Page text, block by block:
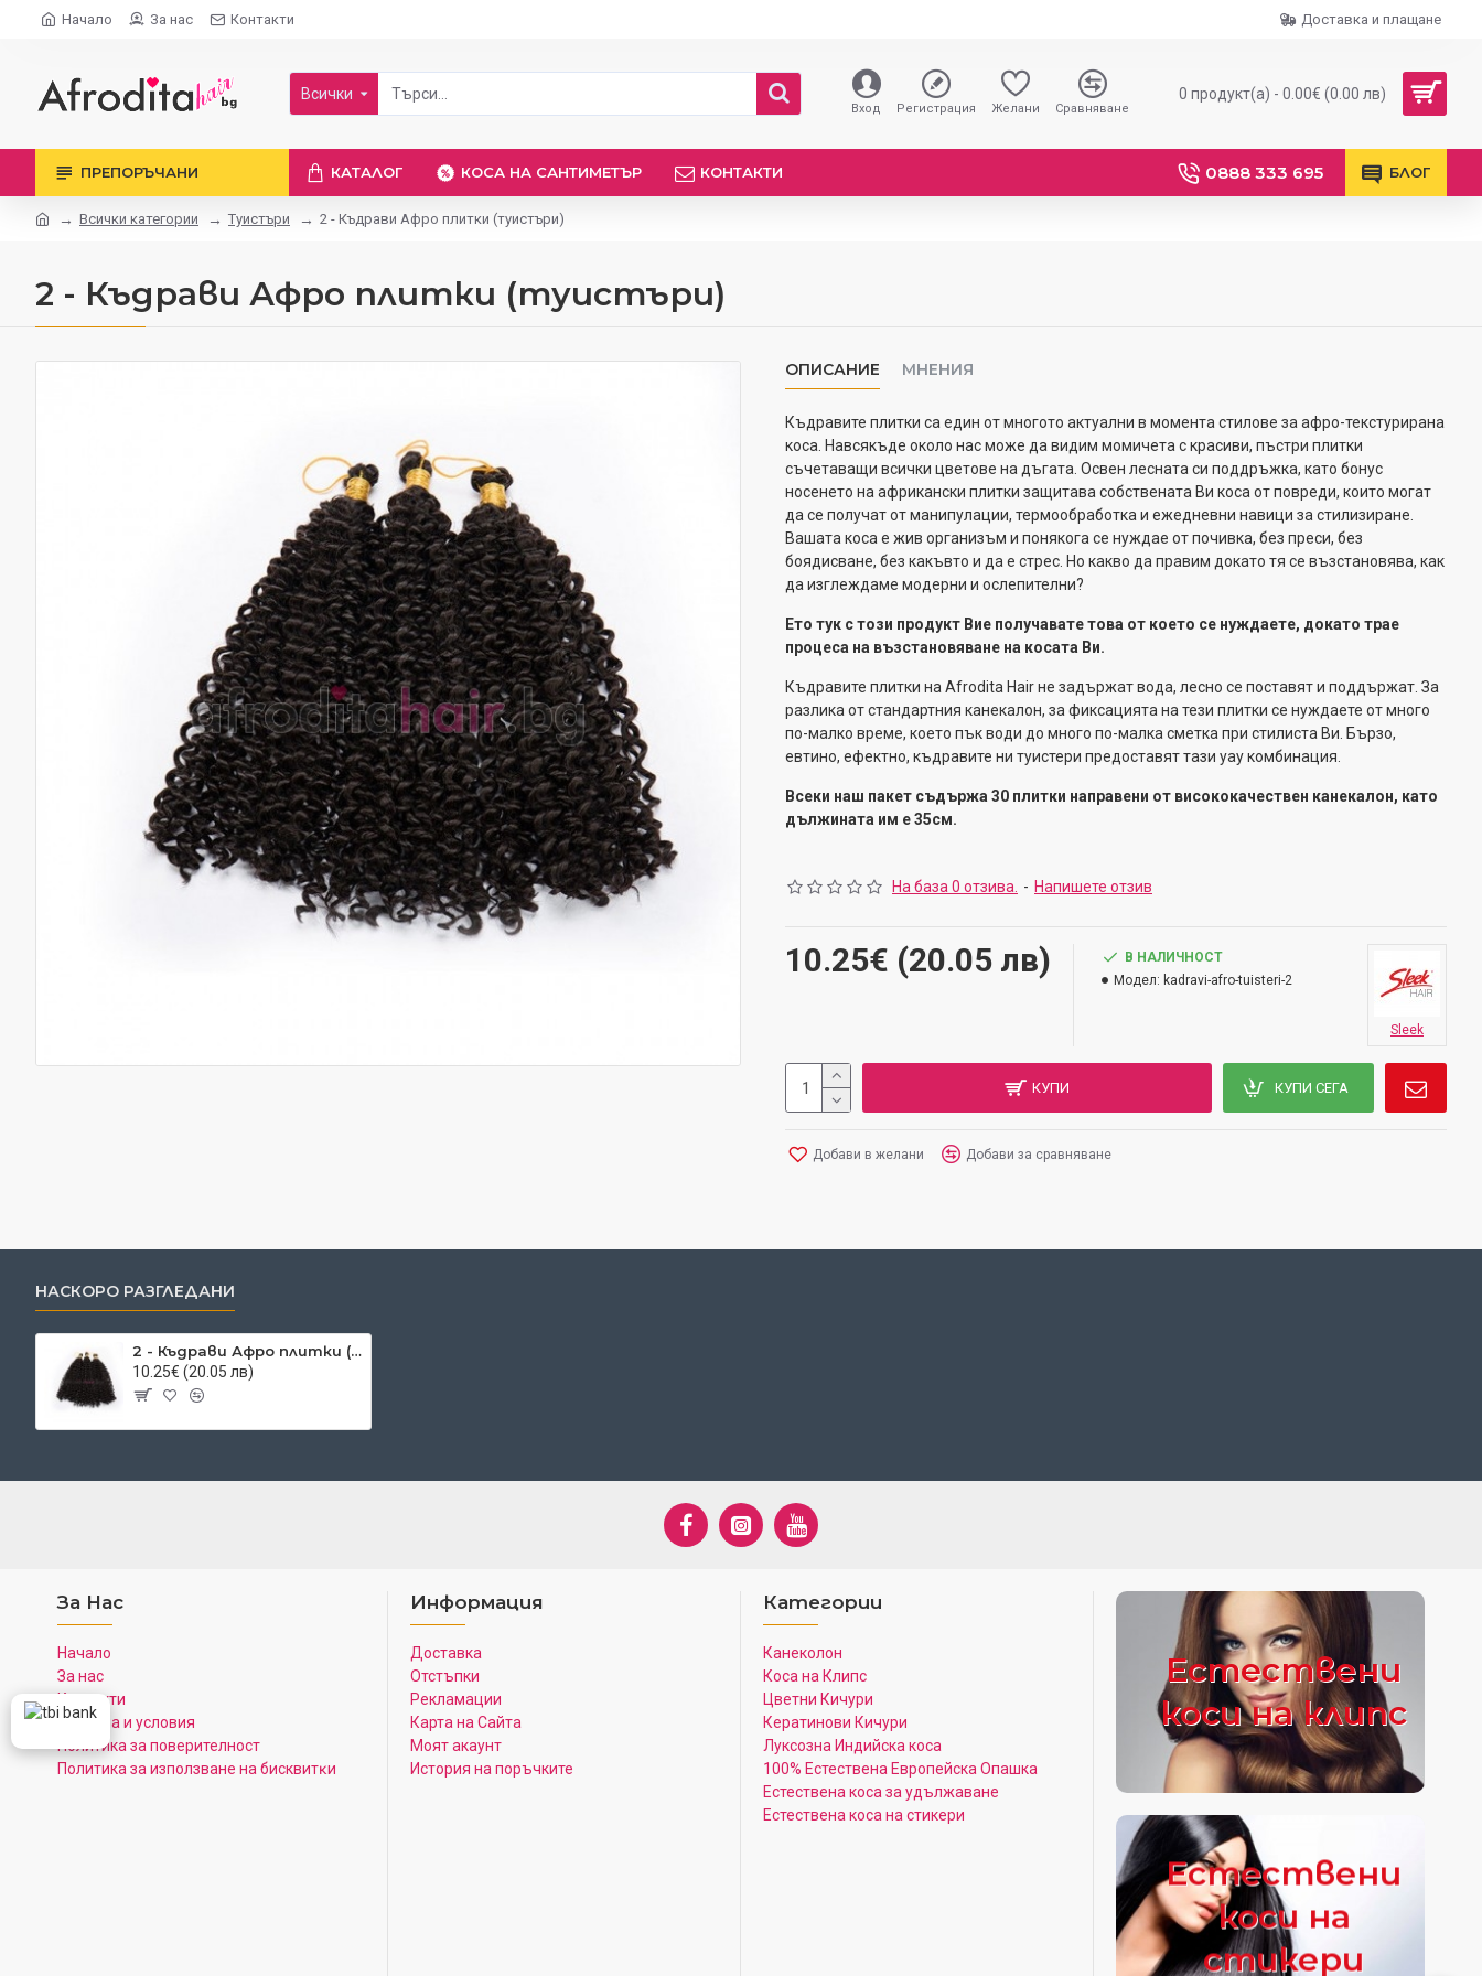
Начало За нас Контакти Доставка и плащане
Всички
Вход Регистрация Желани Сравняване
0 продукт(а) - 0.00€ (0.00 лв)
ПРЕПОРЪЧАНИ КАТАЛОГ КОСА НА САНТИМЕТЪР КОНТАКТИ 0888 333 695 БЛОГ
Всички категории Туистъри 2 - Къдрави Афро плитки (туистъри)
2 - Къдрави Афро плитки (туистъри)
ОПИСАНИЕ МНЕНИЯ
Къдравите плитки са един от многото актуални в момента стилове за афро-текстурирана
коса. Навсякъде около нас може да видим момичета с красиви, пъстри плитки
съчетаващи всички цветове на дъгата. Освен лесната си поддръжка, като бонус
носенето на африкански плитки защитава собствената Ви коса от повреди, които могат
да се получат от манипулации, термообработка и ежедневни навици за стилизиране.
Вашата коса е жив организъм и понякога се нуждае от почивка, без преси, без
боядисване, без какъвто и да е стрес. Но какво да правим докато тя се възстановява, как
да изглеждаме модерни и ослепителни?
Ето тук с този продукт Вие получавате това от което се нуждаете, докато трае
процеса на възстановяване на косата Ви.
Къдравите плитки на Afrodita Hair не задържат вода, лесно се поставят и поддържат. За
разлика от стандартния канекалон, за фиксацията на тези плитки се нуждаете от много
по-малко време, което пък води до много по-малка сметка при стилиста Ви. Бързо,
евтино, ефектно, къдравите ни туистери предоставят тази уау комбинация.
Всеки наш пакет съдържа 30 плитки направени от висококачествен канекалон, като
дължината им е 35см.
На база 0 отзива. - Напишете отзив
10.25€ (20.05 лв)
В НАЛИЧНОСТ
Модел: kadravi-afro-tuisteri-2
Sleek
КУПИ КУПИ СЕГА
Добави в желани Добави за сравняване
НАСКОРО РАЗГЛЕДАНИ
2 - Къдрави Афро плитки (туистъри)
10.25€ (20.05 лв)
За Нас
Начало
За нас
Контакти
Правила и условия
Политика за поверителност
Πoлитика зa изпoлзвaнe нa бисквитĸи
Информация
Доставка
Отстъпки
Рекламации
Карта на Сайта
Моят акаунт
История на поръчките
Категории
Канеколон
Коса на Клипс
Цветни Кичури
Кератинови Кичури
Луксозна Индийска коса
100% Естествена Европейска Опашка
Естествена коса за удължаване
Естествена коса на стикери
Естествени
коси на клипс
Естествени
коси на
стикери